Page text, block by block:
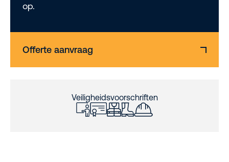
op.
Offerte aanvraag
Veiligheidsvoorschriften